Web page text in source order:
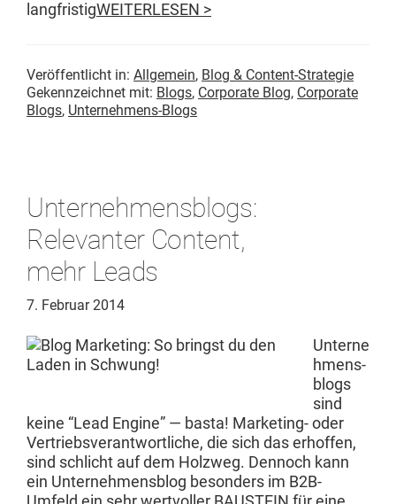
langfristigWEITERLESEN >
Veröffentlicht in: Allgemein, Blog & Content-Strategie
Gekennzeichnet mit: Blogs, Corporate Blog, Corporate
Blogs, Unternehmens-Blogs
Unternehmensblogs:
Relevanter Content,
mehr Leads
7. Februar 2014
Unterne
hmens­
blogs
sind
keine “Lead Engine” — bas­ta! Mar­ket­ing- oder
Ver­trieb­sver­ant­wortliche, die sich das erhof­fen,
sind schlicht auf dem Holzweg. Den­noch kann
ein Unternehmens­blog beson­ders im B2B-